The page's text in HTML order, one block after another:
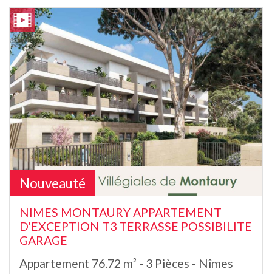
Nouveauté
NIMES MONTAURY APPARTEMENT
D'EXCEPTION T3 TERRASSE POSSIBILITE
GARAGE
Appartement 76.72 m² - 3 Pièces - Nîmes